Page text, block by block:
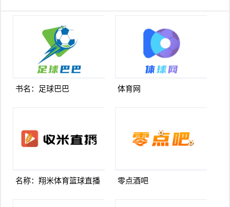
书名：足球巴巴 体育网
名称：翔米体育篮球直播 零点酒吧